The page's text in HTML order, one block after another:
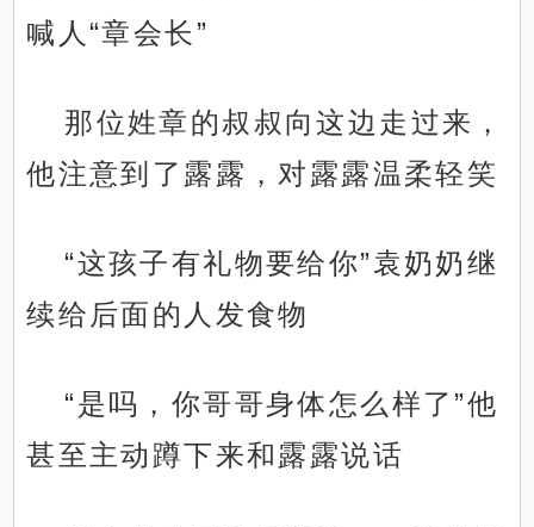
喊人“章会长”
那位姓章的叔叔向这边走过来，
他注意到了露露，对露露温柔轻笑
“这孩子有礼物要给你”袁奶奶继
续给后面的人发食物
“是吗，你哥哥身体怎么样了”他
甚至主动蹲下来和露露说话